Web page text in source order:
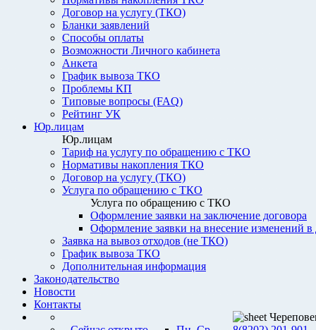
Договор на услугу (ТКО)
Бланки заявлений
Способы оплаты
Возможности Личного кабинета
Анкета
График вывоза ТКО
Проблемы КП
Типовые вопросы (FAQ)
Рейтинг УК
Юр.лицам
Юр.лицам
Тариф на услугу по обращению с ТКО
Нормативы накопления ТКО
Договор на услугу (ТКО)
Услуга по обращению с ТКО
Услуга по обращению с ТКО
Оформление заявки на заключение договора
Оформление заявки на внесение изменений в
Заявка на вывоз отходов (не ТКО)
График вывоза ТКО
Дополнительная информация
Законодательство
Новости
Контакты